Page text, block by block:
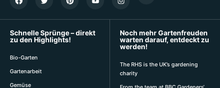
Schnelle Sprünge – direkt
zu den Highlights!
Bio-Garten
Gartenarbeit
Gemüse
Noch mehr Gartenfreuden
warten darauf, entdeckt zu
werden!
The RHS is the UK’s gardening
charity